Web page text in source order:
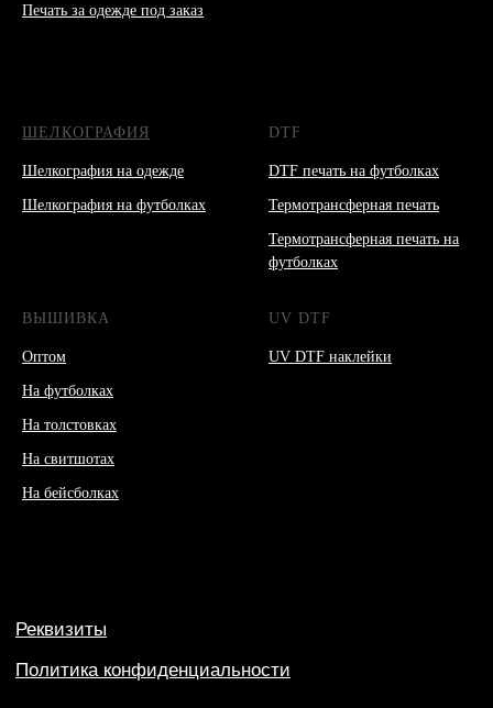
Печать за одежде под заказ
ШЕЛКОГРАФИЯ
Шелкография на одежде
Шелкография на футболках
DTF
DTF печать на футболках
Термотрансферная печать
Термотрансферная печать на
футболках
ВЫШИВКА
Оптом
На футболках
На толстовках
На свитшотах
На бейсболках
UV DTF
UV DTF наклейки